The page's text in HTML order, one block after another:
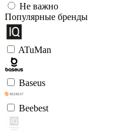
Не важно
Популярные бренды
ATuMan
Baseus
Beebest